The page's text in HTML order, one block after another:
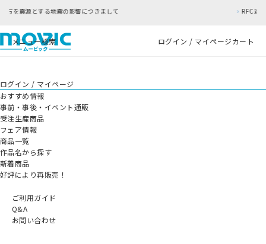
まして RFC違反アドレスのご利用について
メニュー検索 ログイン / マイページカート
ログイン / マイページ
おすすめ情報
事前・事後・イベント通販
受注生産商品
フェア情報
商品一覧
作品名から探す
新着商品
好評により再販売！
ご利用ガイド
Q&A
お問い合わせ